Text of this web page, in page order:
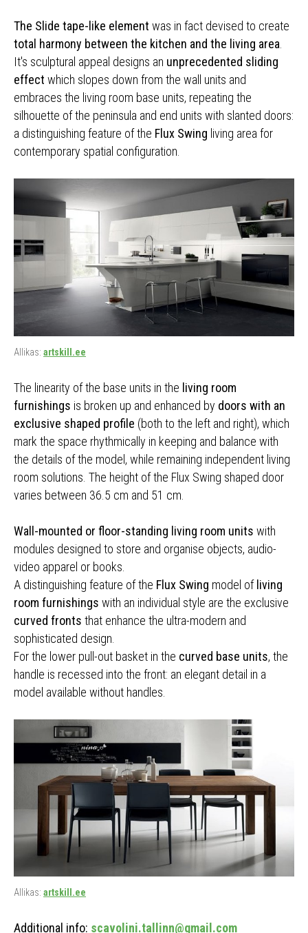
The Slide tape-like element was in fact devised to create
total harmony between the kitchen and the living area.
It's sculptural appeal designs an unprecedented sliding
effect which slopes down from the wall units and
embraces the living room base units, repeating the
silhouette of the peninsula and end units with slanted doors:
a distinguishing feature of the Flux Swing living area for
contemporary spatial configuration.
Allikas: artskill.ee
The linearity of the base units in the living room
furnishings is broken up and enhanced by doors with an
exclusive shaped profile (both to the left and right), which
mark the space rhythmically in keeping and balance with
the details of the model, while remaining independent living
room solutions. The height of the Flux Swing shaped door
varies between 36.5 cm and 51 cm.
Wall-mounted or floor-standing living room units with
modules designed to store and organise objects, audio-
video apparel or books.
A distinguishing feature of the Flux Swing model ofliving
room furnishings with an individual style are the exclusive
curved fronts that enhance the ultra-modern and
sophisticated design.
For the lower pull-out basket in the curved base units, the
handle is recessed into the front: an elegant detail in a
model available without handles.
Allikas: artskill.ee
Additional info: scavolini.tallinn@gmail.com